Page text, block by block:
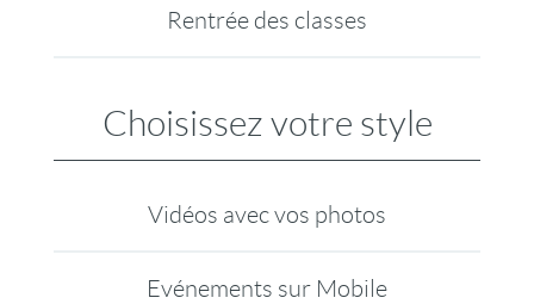
Rentrée des classes
Choisissez votre style
Vidéos avec vos photos
Evénements sur Mobile